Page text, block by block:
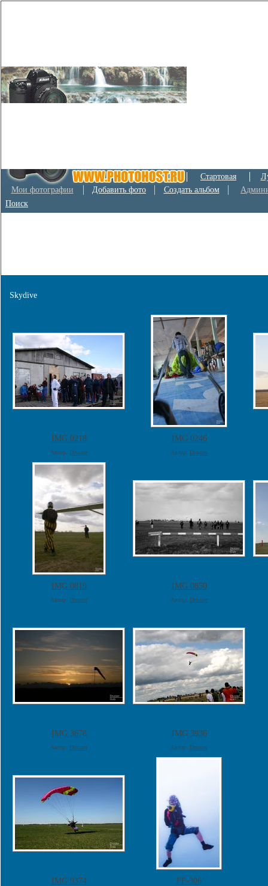
Стартовая
Мои фотографии
Добавить фото Создать альбом
Поиск
Skydive
IMG 0218 IMG 0246
Автор: Druzzer Автор: Druzzer
IMG 0819 IMG 0850
Автор: Druzzer Автор: Druzzer
IMG 3678 IMG 3936
Автор: Druzzer Автор: Druzzer
IMG 9374 FF-306